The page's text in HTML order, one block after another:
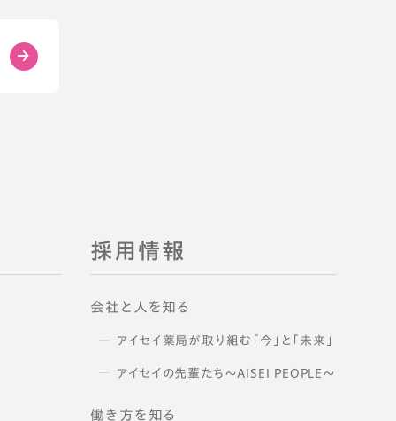
採用情報
会社と人を知る
アイセイ薬局が取り組む「今」と「未来」
アイセイの先輩たち～AISEI PEOPLE～
働き方を知る